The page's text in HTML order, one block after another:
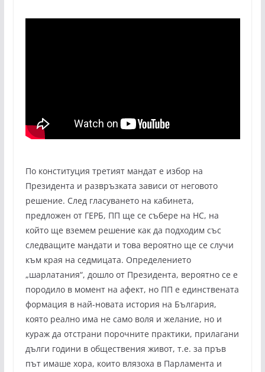
По конституция третият мандат е избор на
Президента и развръзката зависи от неговото
решение. След гласуването на кабинета,
предложен от ГЕРБ, ПП ще се събере на НС, на
който ще вземем решение как да подходим със
следващите мандати и това вероятно ще се случи
към края на седмицата. Определението
„шарлатания“, дошло от Президента, вероятно се е
породило в момент на афект, но ПП е единствената
формация в най-новата история на България,
която реално има не само воля и желание, но и
кураж да отстрани порочните практики, прилагани
дълги години в обществения живот, т.е. за пръв
път имаше хора, които влязоха в Парламента и